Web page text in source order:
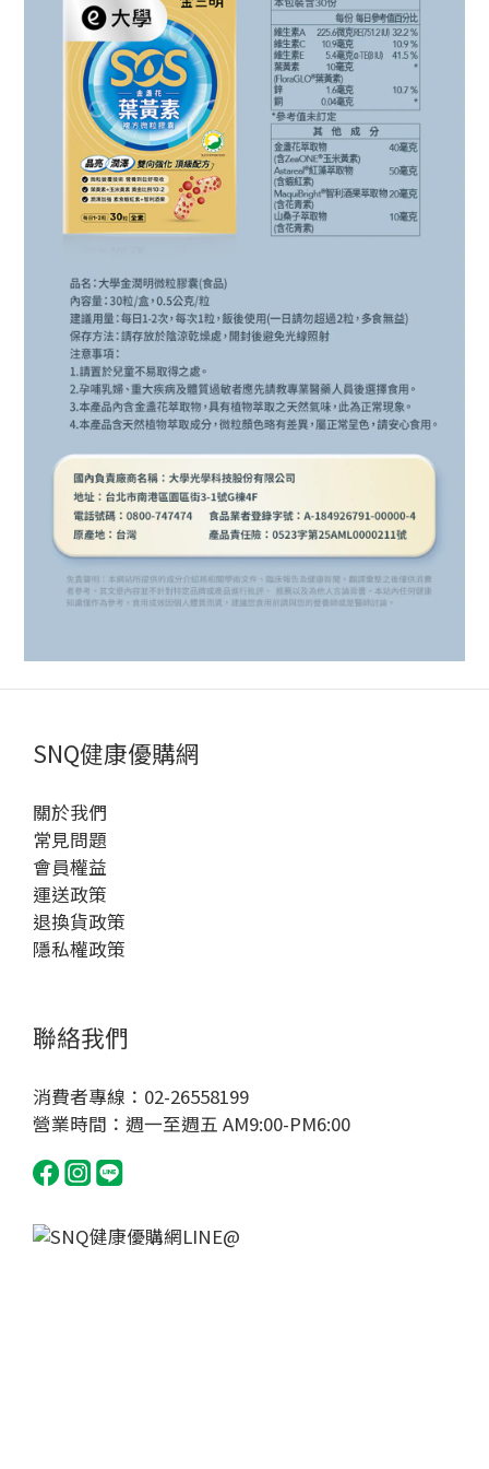
SNQ健康優購網
關於我們
常見問題
會員權益
運送政策
退換貨政策
隱私權政策
聯絡我們
消費者專線：02-26558199
營業時間：週一至週五 AM9:00-PM6:00